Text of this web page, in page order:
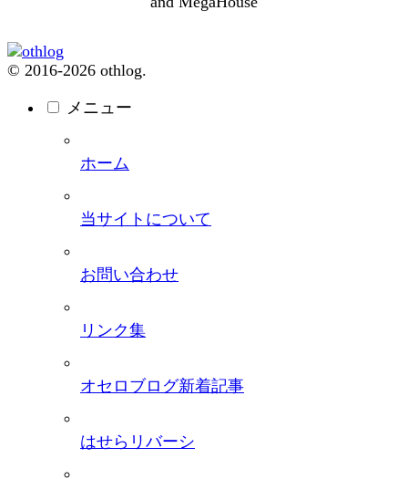
© 2016-2026 othlog.
メニュー
ホーム
当サイトについて
お問い合わせ
リンク集
オセロブログ新着記事
はせらリバーシ